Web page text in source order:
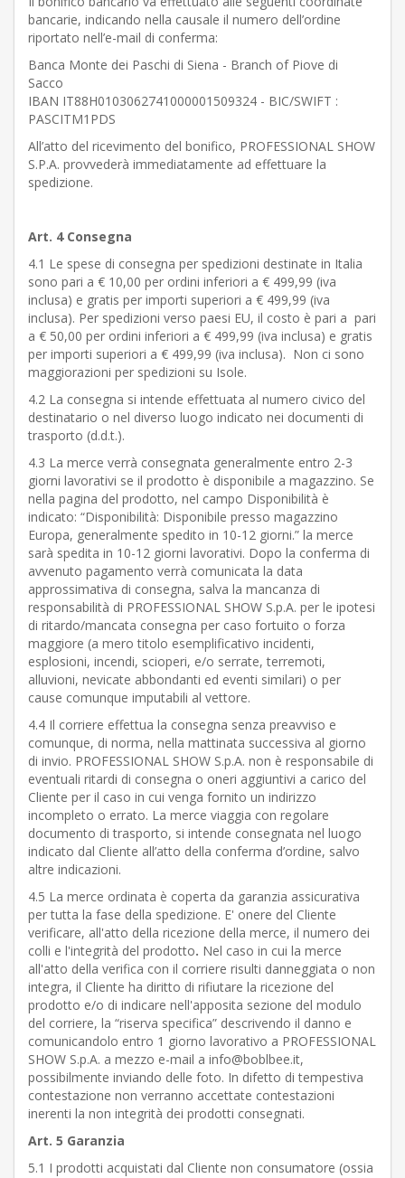
bancarie, indicando nella causale il numero dell’ordine
riportato nell’e-mail di conferma:
Banca Monte dei Paschi di Siena - Branch of Piove di
Sacco
IBAN IT88H0103062741000001509324 - BIC/SWIFT :
PASCITM1PDS
All’atto del ricevimento del bonifico, PROFESSIONAL SHOW
S.P.A. provvederà immediatamente ad effettuare la
spedizione.
Art. 4 Consegna
4.1 Le spese di consegna per spedizioni destinate in Italia
sono pari a € 10,00 per ordini inferiori a € 499,99 (iva
inclusa) e gratis per importi superiori a € 499,99 (iva
inclusa). Per spedizioni verso paesi EU, il costo è pari a pari
a € 50,00 per ordini inferiori a € 499,99 (iva inclusa) e gratis
per importi superiori a € 499,99 (iva inclusa). Non ci sono
maggiorazioni per spedizioni su Isole.
4.2 La consegna si intende effettuata al numero civico del
destinatario o nel diverso luogo indicato nei documenti di
trasporto (d.d.t.).
4.3 La merce verrà consegnata generalmente entro 2-3
giorni lavorativi se il prodotto è disponibile a magazzino. Se
nella pagina del prodotto, nel campo Disponibilità è
indicato: “Disponibilità: Disponibile presso magazzino
Europa, generalmente spedito in 10-12 giorni.” la merce
sarà spedita in 10-12 giorni lavorativi. Dopo la conferma di
avvenuto pagamento verrà comunicata la data
approssimativa di consegna, salva la mancanza di
responsabilità di PROFESSIONAL SHOW S.p.A. per le ipotesi
di ritardo/mancata consegna per caso fortuito o forza
maggiore (a mero titolo esemplificativo incidenti,
esplosioni, incendi, scioperi, e/o serrate, terremoti,
alluvioni, nevicate abbondanti ed eventi similari) o per
cause comunque imputabili al vettore.
4.4 Il corriere effettua la consegna senza preavviso e
comunque, di norma, nella mattinata successiva al giorno
di invio. PROFESSIONAL SHOW S.p.A. non è responsabile di
eventuali ritardi di consegna o oneri aggiuntivi a carico del
Cliente per il caso in cui venga fornito un indirizzo
incompleto o errato. La merce viaggia con regolare
documento di trasporto, si intende consegnata nel luogo
indicato dal Cliente all’atto della conferma d’ordine, salvo
altre indicazioni.
4.5 La merce ordinata è coperta da garanzia assicurativa
per tutta la fase della spedizione. E' onere del Cliente
verificare, all'atto della ricezione della merce, il numero dei
colli e l'integrità del prodotto. Nel caso in cui la merce
all'atto della verifica con il corriere risulti danneggiata o non
integra, il Cliente ha diritto di rifiutare la ricezione del
prodotto e/o di indicare nell'apposita sezione del modulo
del corriere, la “riserva specifica” descrivendo il danno e
comunicandolo entro 1 giorno lavorativo a PROFESSIONAL
SHOW S.p.A. a mezzo e-mail a info@boblbee.it,
possibilmente inviando delle foto. In difetto di tempestiva
contestazione non verranno accettate contestazioni
inerenti la non integrità dei prodotti consegnati.
Art. 5 Garanzia
5.1 I prodotti acquistati dal Cliente non consumatore (ossia